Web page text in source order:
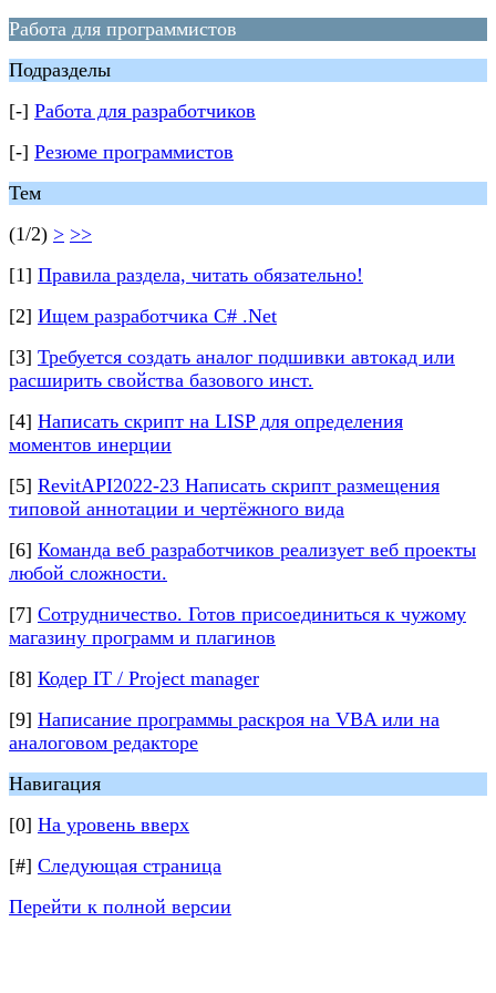
Работа для программистов
Подразделы
[-] Работа для разработчиков
[-] Резюме программистов
Тем
(1/2) > >>
[1] Правила раздела, читать обязательно!
[2] Ищем разработчика C# .Net
[3] Требуется создать аналог подшивки автокад или
расширить свойства базового инст.
[4] Написать скрипт на LISP для определения
моментов инерции
[5] RevitAPI2022-23 Написать скрипт размещения
типовой аннотации и чертёжного вида
[6] Команда веб разработчиков реализует веб проекты
любой сложности.
[7] Сотрудничество. Готов присоединиться к чужому
магазину программ и плагинов
[8] Кодер IT / Project manager
[9] Написание программы раскроя на VBA или на
аналоговом редакторе
Навигация
[0] На уровень вверх
[#] Следующая страница
Перейти к полной версии